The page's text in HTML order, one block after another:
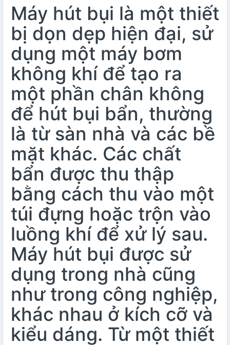
Máy hút bụi là một thiết
bị dọn dẹp hiện đại, sử
dụng một máy bơm
không khí để tạo ra
một phần chân không
để hút bụi bẩn, thường
là từ sàn nhà và các bề
mặt khác. Các chất
bẩn được thu thập
bằng cách thu vào một
túi đựng hoặc trộn vào
luồng khí để xử lý sau.
Máy hút bụi được sử
dụng trong nhà cũng
như trong công nghiệp,
khác nhau ở kích cỡ và
kiểu dáng. Từ một thiết